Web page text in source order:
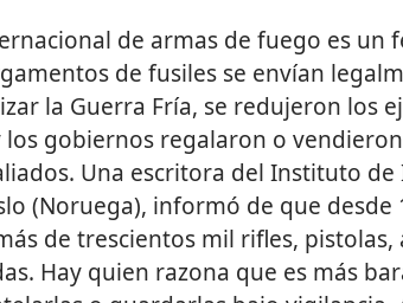
de armas de fuego es un
de fusiles se envían
la Guerra Fría, se redujeron los
los gobiernos regalaron o
Una escritora del Instituto
(Noruega), informó de que desde
de trescientos mil rifles,
Hay quien razona que es más